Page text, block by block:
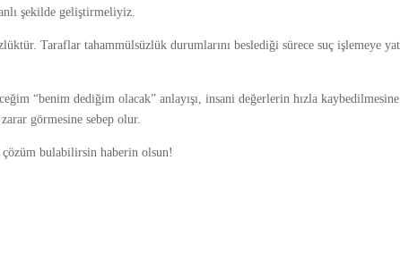
şekilde geliştirmeliyiz.
Taraflar tahammülsüzlük durumlarını beslediği sürece suç işlemeye
“benim dediğim olacak” anlayışı, insani değerlerin hızla
görmesine sebep olur.
bulabilirsin haberin olsun!